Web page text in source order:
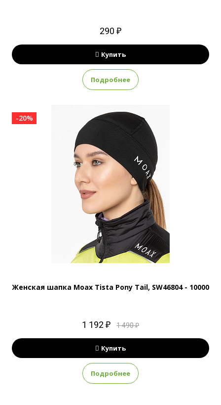
290 ₽
Купить
Подробнее
-20%
Женская шапка Moax Tista Pony Tail, SW46804 - 10000
1 192 ₽ 1 490 ₽
Купить
Подробнее